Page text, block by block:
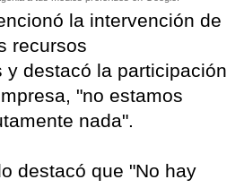
la intervención de
recursos
y destacó la participación
"no estamos
nada".
destacó que "No hay